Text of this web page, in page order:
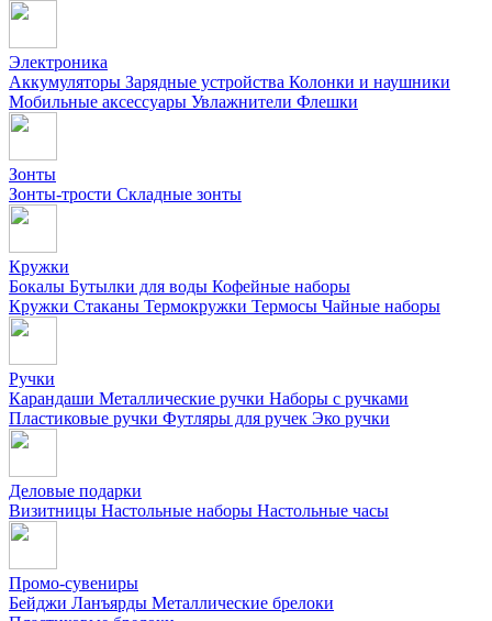
Электроника
Аккумуляторы Зарядные устройства Колонки и наушники
Мобильные аксессуары Увлажнители Флешки
Зонты
Зонты-трости Складные зонты
Кружки
Бокалы Бутылки для воды Кофейные наборы
Кружки Стаканы Термокружки Термосы Чайные наборы
Ручки
Карандаши Металлические ручки Наборы с ручками
Пластиковые ручки Футляры для ручек Эко ручки
Деловые подарки
Визитницы Настольные наборы Настольные часы
Промо-сувениры
Бейджи Ланъярды Металлические брелоки